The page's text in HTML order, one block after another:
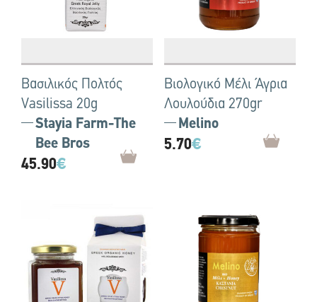
Βασιλικός Πολτός
Vasilissa 20g
Stayia Farm-The
Bee Bros
45.90€
Βιολογικό Μέλι Άγρια ​​
Λουλούδια 270gr
Melino
5.70€